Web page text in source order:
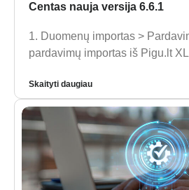
Centas nauja versija 6.6.1
1. Duomenų importas >
pardavimų importas iš Pigu.lt
Skaityti daugiau